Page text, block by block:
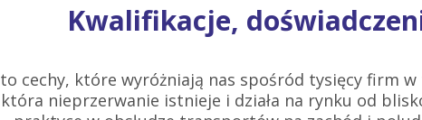
Kwalifikacje,
to cechy, które wyróżniają nas spośród tysięcy firm w
która nieprzerwanie istnieje i działa na rynku od